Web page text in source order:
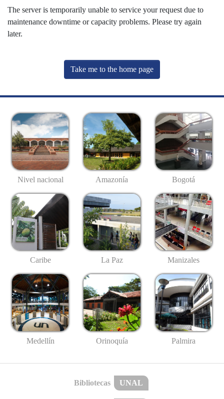
The server is temporarily unable to service your request due to
maintenance downtime or capacity problems. Please try again
later.
Take me to the home page
Nivel nacional Amazonía Bogotá
Caribe La Paz Manizales
Medellín Orinoquía Palmira
Bibliotecas UNAL